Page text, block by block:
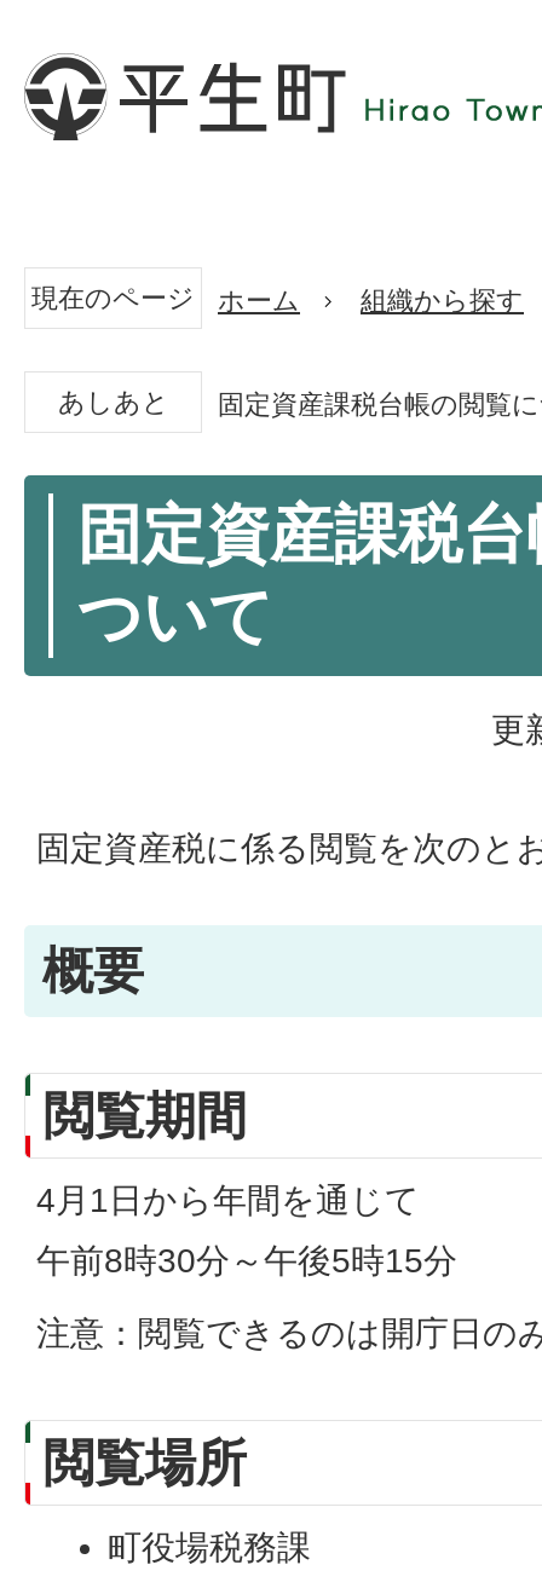
現在のページ ホーム 組織から探す
あしあと 固定資産課税台帳の閲覧
固定資産課税
ついて
更
固定資産税に係る閲覧を次のと
概要
閲覧期間
4月1日から年間を通じて
午前8時30分～午後5時15分
注意：閲覧できるのは開庁日の
閲覧場所
町役場税務課